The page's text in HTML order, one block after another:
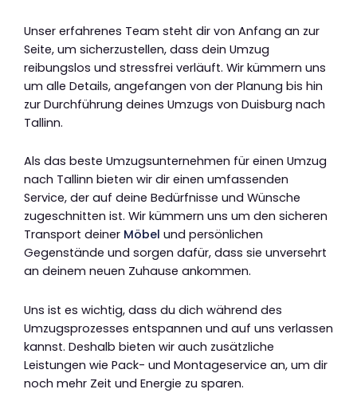
Unser erfahrenes Team steht dir von Anfang an zur
Seite, um sicherzustellen, dass dein Umzug
reibungslos und stressfrei verläuft. Wir kümmern uns
um alle Details, angefangen von der Planung bis hin
zur Durchführung deines Umzugs von Duisburg nach
Tallinn.
Als das beste Umzugsunternehmen für einen Umzug
nach Tallinn bieten wir dir einen umfassenden
Service, der auf deine Bedürfnisse und Wünsche
zugeschnitten ist. Wir kümmern uns um den sicheren
Transport deiner Möbel und persönlichen
Gegenstände und sorgen dafür, dass sie unversehrt
an deinem neuen Zuhause ankommen.
Uns ist es wichtig, dass du dich während des
Umzugsprozesses entspannen und auf uns verlassen
kannst. Deshalb bieten wir auch zusätzliche
Leistungen wie Pack- und Montageservice an, um dir
noch mehr Zeit und Energie zu sparen.